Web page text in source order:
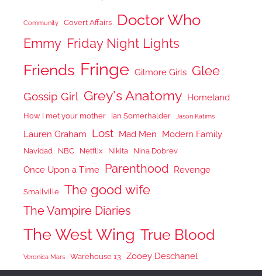
Community Covert Affairs Doctor Who
Emmy Friday Night Lights
Friends Fringe Gilmore Girls Glee
Gossip Girl Grey's Anatomy Homeland
How I met your mother Ian Somerhalder Jason Katims
Lauren Graham Lost Mad Men Modern Family
Navidad NBC Netflix Nikita Nina Dobrev
Once Upon a Time Parenthood Revenge
Smallville The good wife
The Vampire Diaries
The West Wing True Blood
Veronica Mars Warehouse 13 Zooey Deschanel